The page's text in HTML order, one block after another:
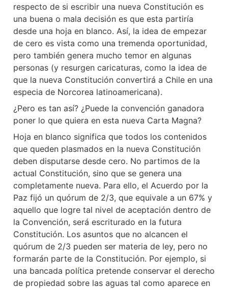
respecto de si escribir una nueva Constitución es
una buena o mala decisión es que esta partiría
desde una hoja en blanco. Así, la idea de empezar
de cero es vista como una tremenda oportunidad,
pero también genera mucho temor en algunas
personas (y resurgen caricaturas, como la idea de
que la nueva Constitución convertirá a Chile en una
especia de Norcorea latinoamericana).
¿Pero es tan así? ¿Puede la convención ganadora
poner lo que quiera en esta nueva Carta Magna?
Hoja en blanco significa que todos los contenidos
que queden plasmados en la nueva Constitución
deben disputarse desde cero. No partimos de la
actual Constitución, sino que se genera una
completamente nueva. Para ello, el Acuerdo por la
Paz fijó un quórum de 2/3, que equivale a un 67% y
aquello que logre tal nivel de aceptación dentro de
la Convención, será escriturado en la futura
Constitución. Los asuntos que no alcancen el
quórum de 2/3 pueden ser materia de ley, pero no
formarán parte de la Constitución. Por ejemplo, si
una bancada política pretende conservar el derecho
de propiedad sobre las aguas tal como aparece en